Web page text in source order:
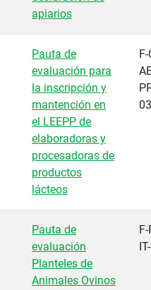
apiarios
Pauta de
evaluación para
la inscripción y
mantención en
el LEEPP de
elaboradoras y
procesadoras de
productos
lácteos
F-
Pauta de
evaluación
Planteles de
Animales Ovinos